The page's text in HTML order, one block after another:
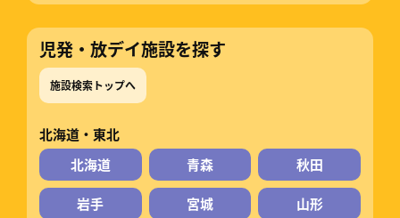
児発・放デイ施設を探す
施設検索トップへ
北海道・東北
北海道
青森 秋田
岩手 宮城 山形